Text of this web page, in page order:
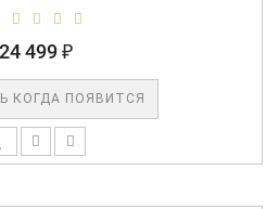
24 499 ₽
КОГДА ПОЯВИТСЯ